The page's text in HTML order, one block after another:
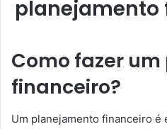
planejamento
Como fazer
financeiro?
Um planejamento financeiro é